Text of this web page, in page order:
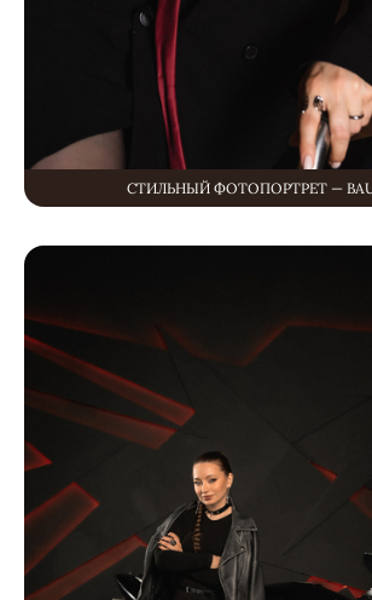
СТИЛЬНЫЙ ФОТОПОРТРЕТ —